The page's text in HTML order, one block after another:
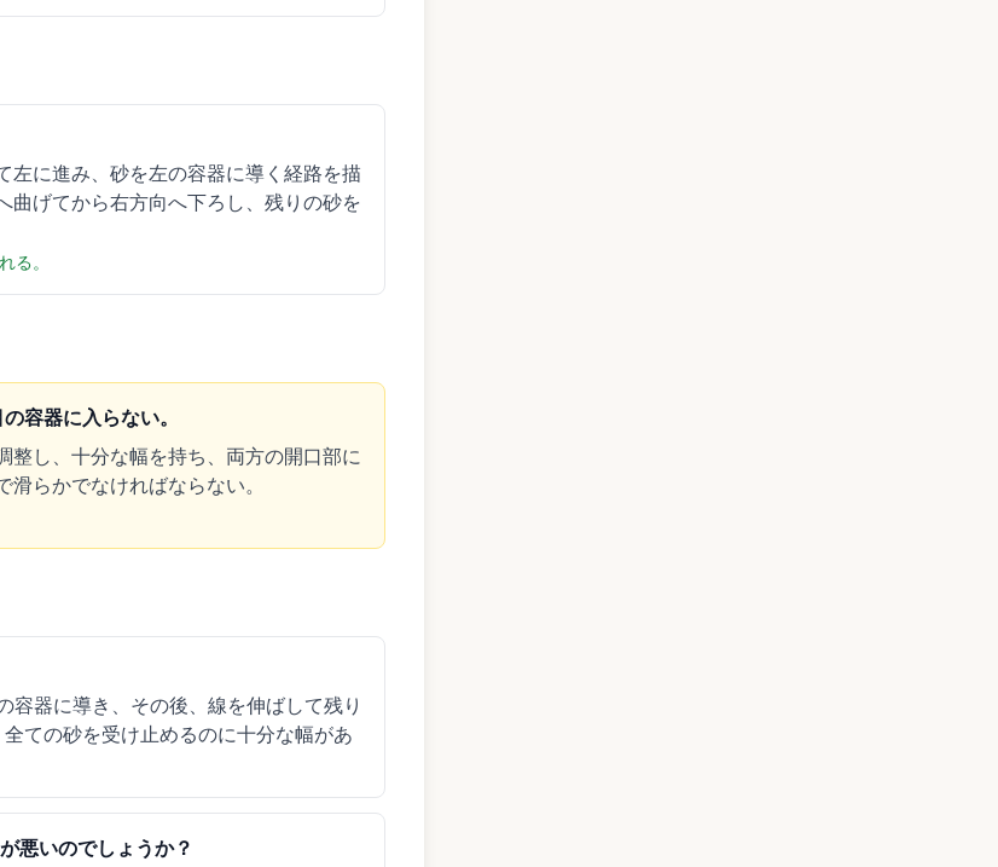
に進み、砂を左の容器に導く経路を描
曲げてから右方向へ下ろし、残りの砂を
る。
容器に入らない。
し、十分な幅を持ち、両方の開口部に
らかでなければならない。
器に導き、その後、線を伸ばして残り
ての砂を受け止めるのに十分な幅があ
悪いのでしょうか？